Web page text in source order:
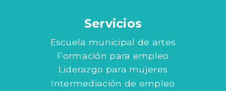
Servicios
Escuela municipal de artes
Formación para empleo
Liderazgo para mujeres
Intermediación de empleo